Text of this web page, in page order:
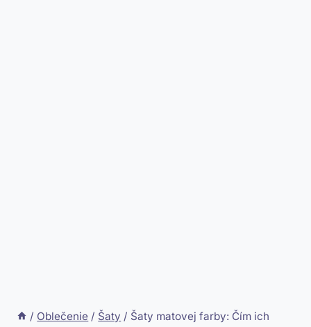
/ Oblečenie / Šaty / Šaty matovej farby: Čím ich